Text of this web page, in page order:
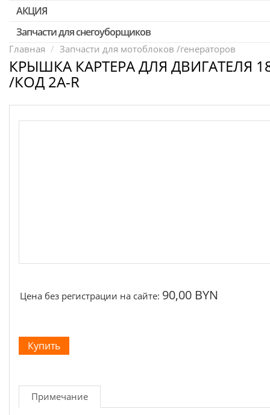
Выключатели, переключатели
Запчасти для перфораторов и отбойных молотков
Запчасти для УШМ (болгарок)
Запчасти для электроинструмента другие
Конденсаторы
Якоря, статоры
АКЦИЯ
Скидка 50%
Запчасти для снегоуборщиков
Главная Запчасти для мотоблоков /генераторов
КРЫШКА КАРТЕРА ДЛЯ ДВИГАТЕЛЯ
/КОД 2A-R
Цена без регистрации на сайте: 90,00 BYN
Примечание